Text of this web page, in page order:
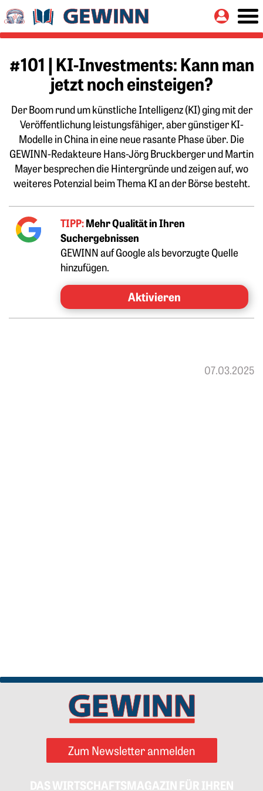
Springe zu:
#101 | KI-Investments: Kann man
jetzt noch einsteigen?
Der Boom rund um künstliche Intelligenz (KI) ging mit der
Veröffentlichung leistungsfähiger, aber günstiger KI-
Modelle in China in eine neue rasante Phase über. Die
GEWINN-Redakteure Hans-Jörg Bruckberger und Martin
Mayer besprechen die Hintergründe und zeigen auf, wo
weiteres Potenzial beim Thema KI an der Börse besteht.
TIPP:Mehr Qualität in Ihren
Suchergebnissen
GEWINN auf Google als bevorzugte Quelle
hinzufügen.
Aktivieren
07.03.2025
Zum Newsletter anmelden
DAS WIRTSCHAFTSMAGAZIN FÜR IHREN